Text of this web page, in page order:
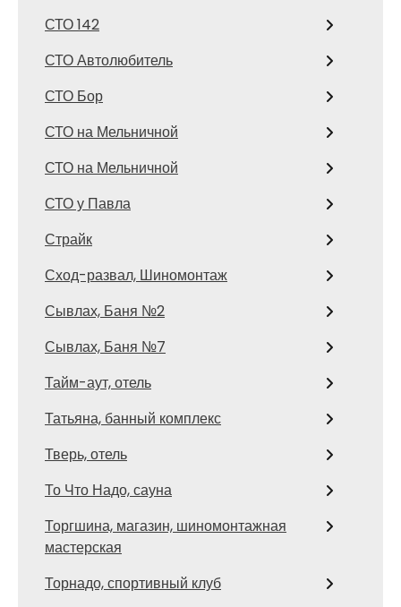
СТО 142
СТО Автолюбитель
СТО Бор
СТО на Мельничной
СТО на Мельничной
СТО у Павла
Страйк
Сход-развал, Шиномонтаж
Сывлах, Баня №2
Сывлах, Баня №7
Тайм-аут, отель
Татьяна, банный комплекс
Тверь, отель
То Что Надо, сауна
Торгшина, магазин, шиномонтажная
мастерская
Торнадо, спортивный клуб